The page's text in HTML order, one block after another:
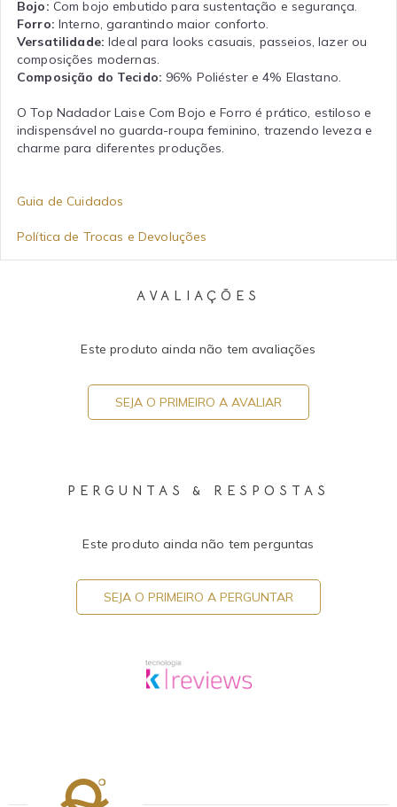
Bojo: Com bojo embutido para sustentação e segurança.
Forro: Interno, garantindo maior conforto.
Versatilidade: Ideal para looks casuais, passeios, lazer ou
composições modernas.
Composição do Tecido: 96% Poliéster e 4% Elastano.
O Top Nadador Laise Com Bojo e Forro é prático, estiloso e
indispensável no guarda-roupa feminino, trazendo leveza e
charme para diferentes produções.
Guia de Cuidados
Política de Trocas e Devoluções
AVALIAÇÕES
Este produto ainda não tem avaliações
SEJA O PRIMEIRO A AVALIAR
PERGUNTAS & RESPOSTAS
Este produto ainda não tem perguntas
SEJA O PRIMEIRO A PERGUNTAR